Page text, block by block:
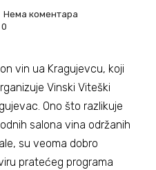
Нема коментара
0
vin ua Kragujevcu, koji
Vinski Viteški
Ono što razlikuje
salona vina održanih
su veoma dobro
pratećeg programa